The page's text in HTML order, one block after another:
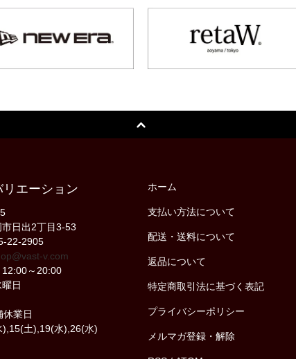
エーション
日出2丁目3-53
22-2905
v.com
12:00～20:00
日
休業日
),15(土),19(水),26(水)
ホーム
支払い方法について
配送・送料について
返品について
特定商取引法に基づく表記
プライバシーポリシー
メルマガ登録・解除